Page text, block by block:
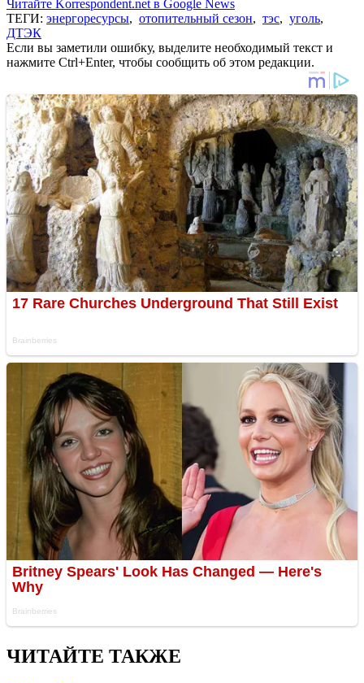
Читайте Korrespondent.net в Google News
ТЕГИ: энергоресурсы, отопительный сезон, тэс, уголь,
ДТЭК
Если вы заметили ошибку, выделите необходимый текст и
нажмите Ctrl+Enter, чтобы сообщить об этом редакции.
ЧИТАЙТЕ ТАКЖЕ